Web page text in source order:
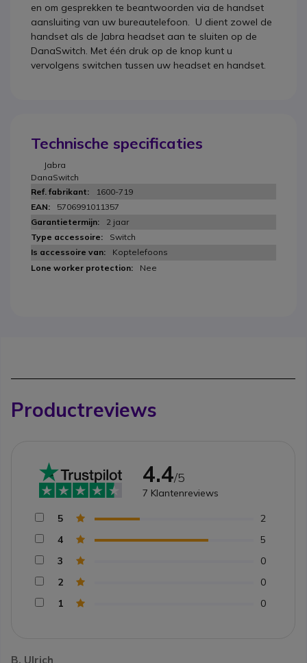
en om gesprekken te beantwoorden via de handset
aansluiting van uw bureautelefoon. U dient zowel de
handset als de Jabra headset aan te sluiten op de
DanaSwitch. Met één druk op de knop kunt u
vervolgens switchen tussen uw headset en handset.
Technische specificaties
Jabra
DanaSwitch
1600-719
5706991011357
2 jaar
Switch
Koptelefoons
Nee
Productreviews
B. Ulrich
4.4/5
7 Klantenreviews
5
2
4
5
3
0
2
0
1
0